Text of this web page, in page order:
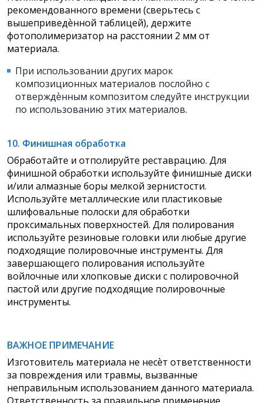
рекомендованного времени (сверьтесь с
вышеприведѐнной таблицей), держите
фотополимеризатор на расстоянии 2 мм от
материала.
При использовании других марок
композиционных материалов послойно с
отверждѐнным композитом следуйте инструкции
по использованию этих материалов.
10. Финишная обработка
Обработайте и отполируйте реставрацию. Для
финишной обработки используйте финишные диски
и/или алмазные боры мелкой зернистости.
Используйте металлические или пластиковые
шлифовальные полоски для обработки
проксимальных поверхностей. Для полирования
используйте резиновые головки или любые другие
подходящие полировочные инструменты. Для
завершающего полирования используйте
войлочные или хлопковые диски с полировочной
пастой или другие подходящие полировочные
инструменты.
ВАЖНОЕ ПРИМЕЧАНИЕ
Изготовитель материала не несѐт ответственности
за повреждения или травмы, вызванные
неправильным использованием данного материала.